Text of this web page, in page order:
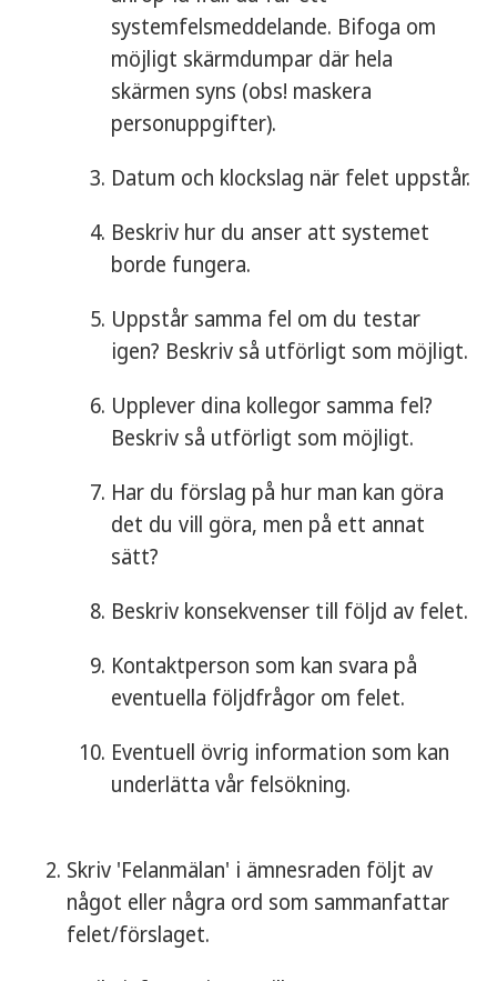
systemfelsmeddelande. Bifoga om
möjligt skärmdumpar där hela
skärmen syns (obs! maskera
personuppgifter).
Datum och klockslag när felet uppstår.
Beskriv hur du anser att systemet
borde fungera.
Uppstår samma fel om du testar
igen? Beskriv så utförligt som möjligt.
Upplever dina kollegor samma fel?
Beskriv så utförligt som möjligt.
Har du förslag på hur man kan göra
det du vill göra, men på ett annat
sätt?
Beskriv konsekvenser till följd av felet.
Kontaktperson som kan svara på
eventuella följdfrågor om felet.
Eventuell övrig information som kan
underlätta vår felsökning.
Skriv 'Felanmälan' i ämnesraden följt av
något eller några ord som sammanfattar
felet/förslaget.